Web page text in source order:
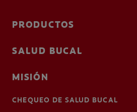
PRODUCTOS
SALUD BUCAL
MISIÓN
CHEQUEO DE SALUD BUCAL